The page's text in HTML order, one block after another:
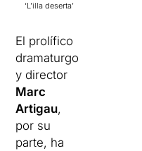
‘L’illa deserta’
El prolífico
dramaturgo
y director
Marc
Artigau,
por su
parte, ha